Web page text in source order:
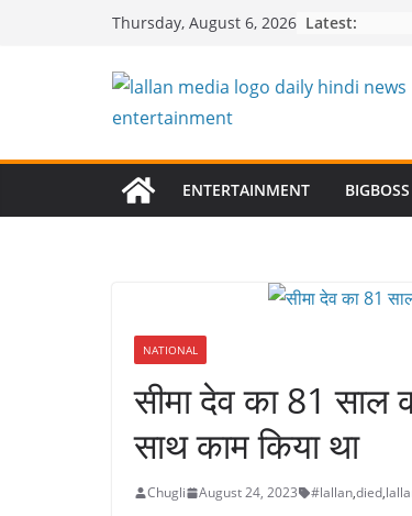
Thursday, August 6, 2026 Latest:
ENTERTAINMENT BIGBOSS
NATIONAL
सीमा देव का 81
साथ काम किया था
Chugli August 24, 2023 #lallan,died,